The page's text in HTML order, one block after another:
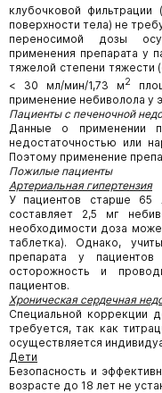
клубочковой
поверхности тела) не
переносимой дозы
применения препарата у
тяжелой степени тяжести
< 30 мл/мин/1,73 м2
применение небиволола у
Пациенты с печеночной
Данные о применении
недостаточностью или
Поэтому применение
Пожилые пациенты
Артериальная гипертензия
У пациентов старше 65
составляет 2,5 мг
необходимости доза
таблетка). Однако,
препарата у
осторожность и
пациентов.
Хроническая сердечная
Специальной коррекции
требуется, так как
осуществляется
Дети
Безопасность и
возрасте до 18 лет не